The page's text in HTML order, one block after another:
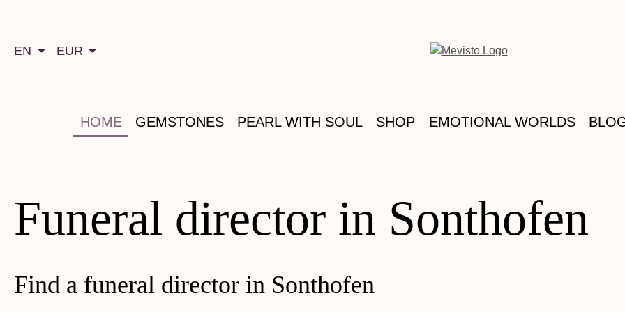
EN EUR
HOME GEMSTONES PEARL WITH SOUL SHOP EMOTIONAL WORLDS
Funeral director in Sonthofen
Find a funeral director in Sonthofen